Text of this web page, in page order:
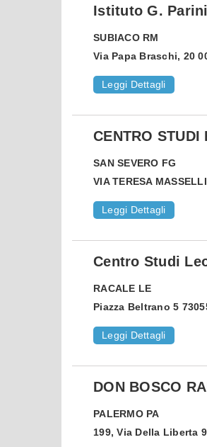
Istituto G.
SUBIACO RM
Via Papa Braschi, 20
Leggi Dettagli
CENTRO STUDI
SAN SEVERO FG
VIA TERESA
Leggi Dettagli
Centro Studi
RACALE LE
Piazza Beltrano 5
Leggi Dettagli
DON BOSCO
PALERMO PA
199, Via Della Liberta